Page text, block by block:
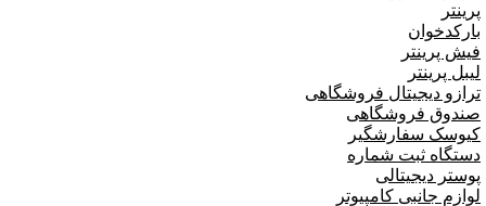
پرینتر
بارکدخوان
فیش پرینتر
لیبل پرینتر
ترازو دیجیتال فروشگاهی
صندوق فروشگاهی
کیوسک سفارشگیر
دستگاه ثبت شماره
پوستر دیجیتالی
لوازم جانبی کامپیوتر